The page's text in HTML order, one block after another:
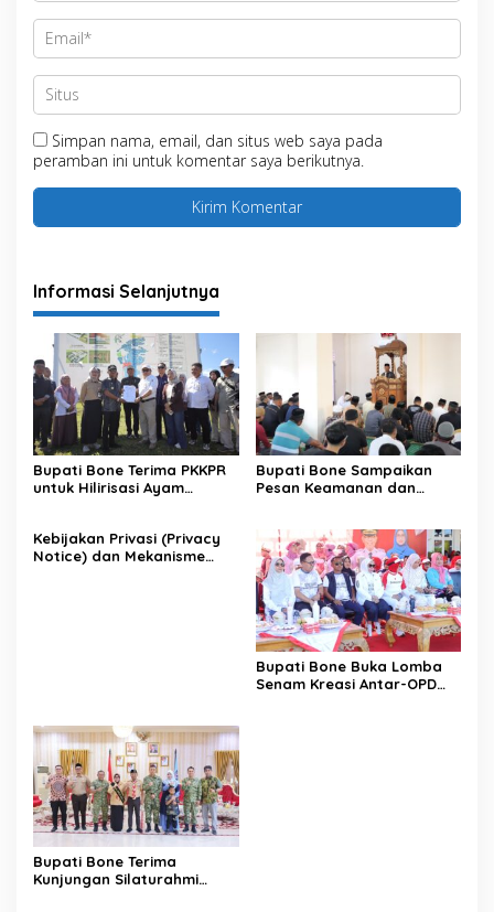
Simpan nama, email, dan situs web saya pada
peramban ini untuk komentar saya berikutnya.
Informasi Selanjutnya
Bupati Bone Terima PKKPR
untuk Hilirisasi Ayam
Bupati Bone Sampaikan
Pesan Keamanan dan
Kebijakan Privasi (Privacy
Notice) dan Mekanisme
Bupati Bone Buka Lomba
Senam Kreasi Antar-OPD
Bupati Bone Terima
Kunjungan Silaturahmi